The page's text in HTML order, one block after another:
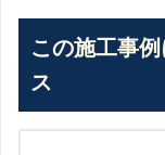
この施工事
ス